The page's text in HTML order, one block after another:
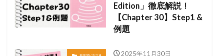
Edition」徹底解説！
【Chapter 30】Step1 &
例題
2025年11月30日